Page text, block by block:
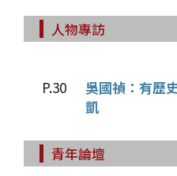
人物專訪
P.30
吳國禎：有歷
凱
青年論壇